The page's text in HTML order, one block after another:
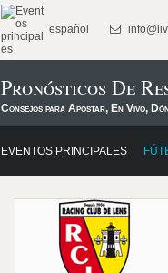
español
Pronósticos De
Consejos para Apostar, En Vivo,
EVENTOS PRINCIPALES